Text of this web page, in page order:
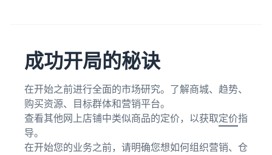
成功开局的秘诀
在开始之前进行全面的市场研究。了解商城、趋势、
购买资源、目标群体和营销平台。
查看其他网上店铺中类似商品的定价，以获取定价指
导。
在开始您的业务之前，请明确您想如何组织营销、仓